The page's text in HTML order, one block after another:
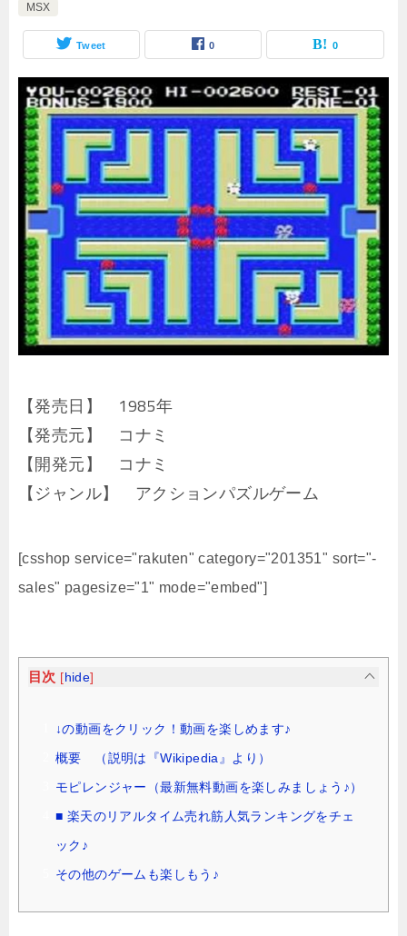
MSX
Tweet 0 0
【発売日】 1985年
【発売元】 コナミ
【開発元】 コナミ
【ジャンル】 アクションパズルゲーム
[csshop service="rakuten" category="201351" sort="-
sales" pagesize="1" mode="embed"]
目次 [ hide]
↓の動画をクリック！動画を楽しめます♪
概要 （説明は『Wikipedia』より）
モピレンジャー（最新無料動画を楽しみましょう♪）
■ 楽天のリアルタイム売れ筋人気ランキングをチェ
ック♪
その他のゲームも楽しもう♪